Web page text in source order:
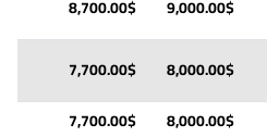
5,000.00$
4,750.00$
5,000.00$
4,750.00$
10%
9,000.00$
8,700.00$
8,000.00$
7,700.00$
8,000.00$
7,700.00$